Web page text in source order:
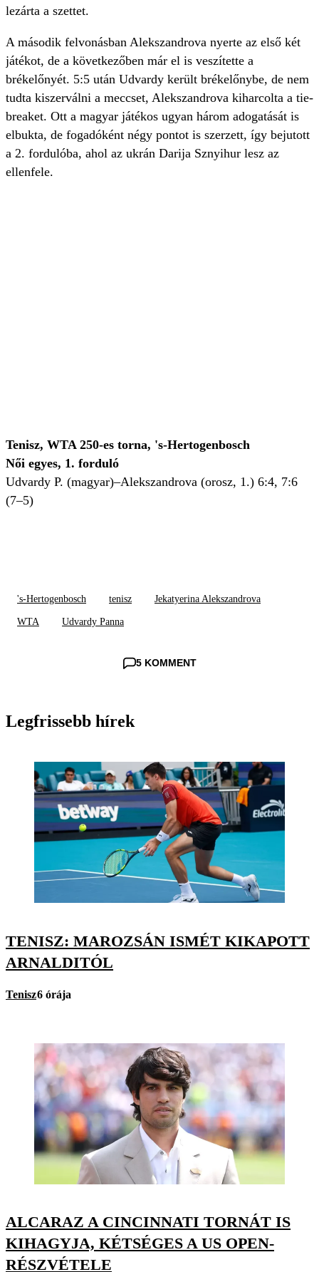
lezárta a szettet.
A második felvonásban Alekszandrova nyerte az első két
játékot, de a következőben már el is veszítette a
brékelőnyét. 5:5 után Udvardy került brékelőnybe, de nem
tudta kiszerválni a meccset, Alekszandrova kiharcolta a tie-
breaket. Ott a magyar játékos ugyan három adogatását is
elbukta, de fogadóként négy pontot is szerzett, így bejutott
a 2. fordulóba, ahol az ukrán Darija Sznyihur lesz az
ellenfele.
Tenisz, WTA 250-es torna, 's-Hertogenbosch
Női egyes, 1. forduló
Udvardy P. (magyar)–Alekszandrova (orosz, 1.) 6:4, 7:6
(7–5)
's-Hertogenbosch tenisz Jekatyerina Alekszandrova
WTA Udvardy Panna
5 KOMMENT
Legfrissebb hírek
TENISZ: MAROZSÁN ISMÉT KIKAPOTT
ARNALDITÓL
Tenisz6 órája
ALCARAZ A CINCINNATI TORNÁT IS
KIHAGYJA, KÉTSÉGES A US OPEN-
RÉSZVÉTELE